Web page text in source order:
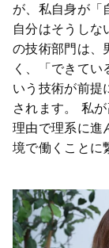
が、私自身が「
自分はそうしな
の技術部門は、
く、「できて
いう技術が前提
されます。 私
理由で理系に進
境で働くことに